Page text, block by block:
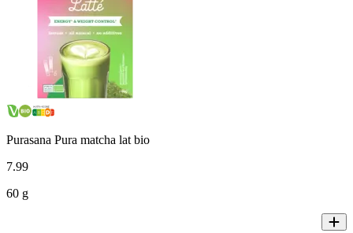
Purasana Pura matcha lat bio
7.99
60 g